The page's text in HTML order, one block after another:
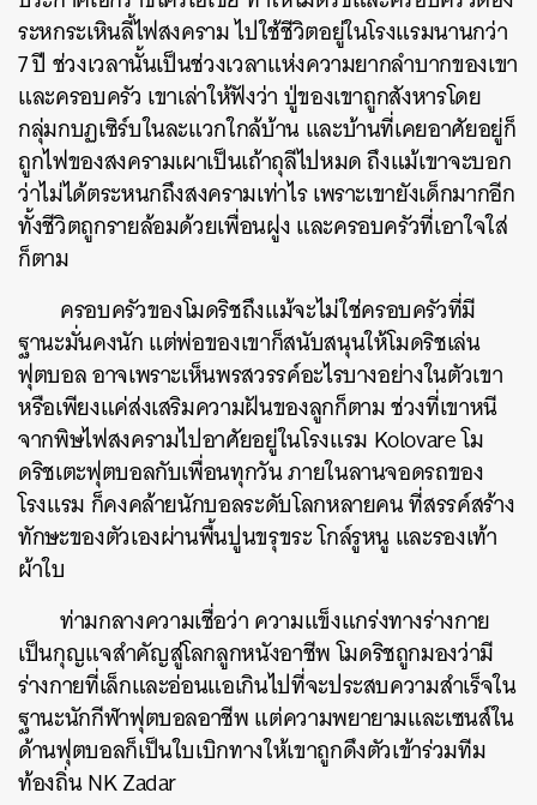
ระหกระเหินลี้ไฟสงคราม ไปใช้ชีวิตอยู่ในโรงแรมนานกว่า
7 ปี ช่วงเวลานั้นเป็นช่วงเวลาแห่งความยากลำบากของเขา
และครอบครัว เขาเล่าให้ฟังว่า ปู่ของเขาถูกสังหารโดย
กลุ่มกบฏเซิร์บในละแวกใกล้บ้าน และบ้านที่เคยอาศัยอยู่ก็
ถูกไฟของสงครามเผาเป็นเถ้าถุลีไปหมด ถึงแม้เขาจะบอก
ว่าไม่ได้ตระหนกถึงสงครามเท่าไร เพราะเขายังเด็กมากอีก
ทั้งชีวิตถูกรายล้อมด้วยเพื่อนฝูง และครอบครัวที่เอาใจใส่
ก็ตาม
ครอบครัวของโมดริชถึงแม้จะไม่ใช่ครอบครัวที่มี
ฐานะมั่นคงนัก แต่พ่อของเขาก็สนับสนุนให้โมดริชเล่น
ฟุตบอล อาจเพราะเห็นพรสวรรค์อะไรบางอย่างในตัวเขา
หรือเพียงแค่ส่งเสริมความฝันของลูกก็ตาม ช่วงที่เขาหนี
จากพิษไฟสงครามไปอาศัยอยู่ในโรงแรม Kolovareโม
ดริชเตะฟุตบอลกับเพื่อนทุกวัน ภายในลานจอดรถของ
โรงแรม ก็คงคล้ายนักบอลระดับโลกหลายคน ที่สรรค์สร้าง
ทักษะของตัวเองผ่านพื้นปูนขรุขระ โกล์รูหนู และรองเท้า
ผ้าใบ
ท่ามกลางความเชื่อว่า ความแข็งแกร่งทางร่างกาย
เป็นกุญแจสำคัญสู่โลกลูกหนังอาชีพ โมดริชถูกมองว่ามี
ร่างกายที่เล็กและอ่อนแอเกินไปที่จะประสบความสำเร็จใน
ฐานะนักกีฬาฟุตบอลอาชีพ แต่ความพยายามและเซนส์ใน
ด้านฟุตบอลก็เป็นใบเบิกทางให้เขาถูกดึงตัวเข้าร่วมทีม
ท้องถิ่น NK Zadar